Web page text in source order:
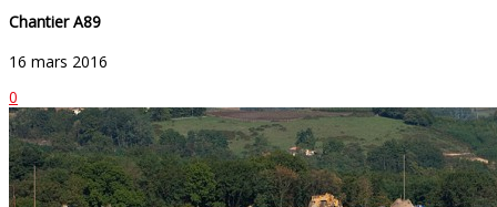
Chantier A89
16 mars 2016
0